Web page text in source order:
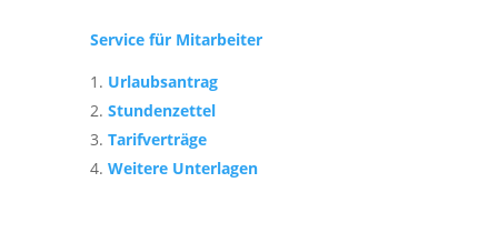
Service für Mitarbeiter
Urlaubsantrag
Stundenzettel
Tarifverträge
Weitere Unterlagen